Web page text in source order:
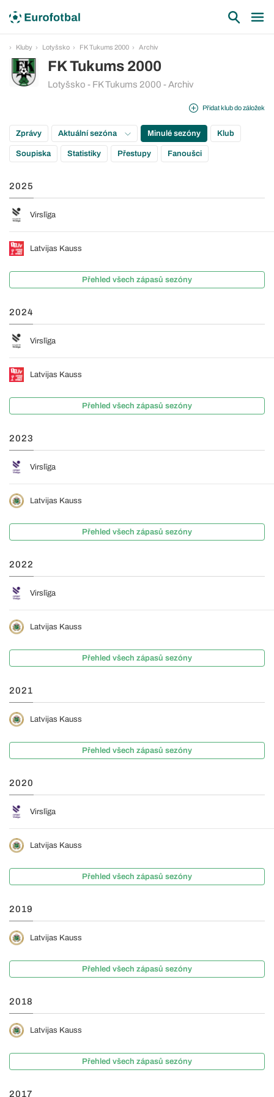
Kluby Lotyšsko FK Tukums 2000 Archiv
FK Tukums 2000
Lotyšsko - FK Tukums 2000 - Archiv
Přidat klub do záložek
Zprávy Aktuální sezóna Minulé sezóny Klub
Soupiska Statistiky Přestupy Fanoušci
2025
Virslīga
Latvijas Kauss
Přehled všech zápasů sezóny
2024
Virslīga
Latvijas Kauss
Přehled všech zápasů sezóny
2023
Virslīga
Latvijas Kauss
Přehled všech zápasů sezóny
2022
Virslīga
Latvijas Kauss
Přehled všech zápasů sezóny
2021
Latvijas Kauss
Přehled všech zápasů sezóny
2020
Virslīga
Latvijas Kauss
Přehled všech zápasů sezóny
2019
Latvijas Kauss
Přehled všech zápasů sezóny
2018
Latvijas Kauss
Přehled všech zápasů sezóny
2017